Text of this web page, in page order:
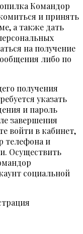
Командор
и принять
а также дать
на получение
либо по
получения
указать
и пароль
завершения
войти в кабинет,
телефона и
Осуществить
социальной